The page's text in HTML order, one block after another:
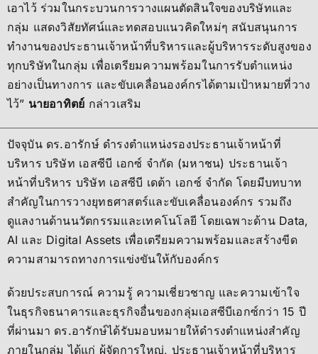
เอาไว้ ร่วมในกระบวนการวางแผนตัดสินใจของบริษัทและ
กลุ่ม แสดงวิสัยทัศน์และทดสอบแนวคิดใหม่ๆ สนับสนุนการ
ทำงานของประธานเจ้าหน้าที่บริหารและผู้บริหารระดับสูงของ
ทุกบริษัทในกลุ่ม เพื่อเตรียมความพร้อมในการรับตำแหน่ง
อย่างเป็นทางการ และขับเคลื่อนองค์กรได้ตามเป้าหมายที่วาง
ไว้” นายอาทิตย์ กล่าวเสริม
ปัจจุบัน ดร.อารักษ์ ดำรงตำแหน่งรองประธานเจ้าหน้าที่
บริหาร บริษัท เอสซีบี เอกซ์ จำกัด (มหาชน) ประธานเจ้า
หน้าที่บริหาร บริษัท เอสซีบี เดต้า เอกซ์ จำกัด โดยมีบทบาท
สำคัญในการวางยุทธศาสตร์และขับเคลื่อนองค์กร รวมถึง
ดูแลงานด้านนวัตกรรมและเทคโนโลยี โดยเฉพาะด้าน Data,
AI และ Digital Assets เพื่อเตรียมความพร้อมและสร้างขีด
ความสามารถทางการแข่งขันให้กับองค์กร
ด้วยประสบการณ์ ความรู้ ความเชี่ยวชาญ และความเข้าใจ
ในธุรกิจธนาคารและธุรกิจอื่นของกลุ่มเอสซีบีเอกซ์กว่า 15 ปี
ที่ผ่านมา ดร.อารักษ์ได้รับมอบหมายให้ดำรงตำแหน่งสำคัญ
ภายในกลุ่ม ได้แก่ ผู้จัดการใหญ่, ประธานเจ้าหน้าที่บริหาร